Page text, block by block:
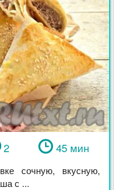
2 45 мин
сочную, вкусную,
с ...